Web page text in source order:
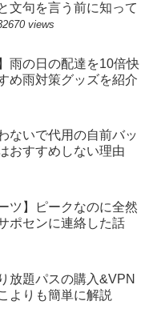
文句を言う前に知って
views
雨の日の配達を10倍快
め雨対策グッズを紹介
ないで代用の自前バッ
おすすめしない理由
ツ】ピークなのに全然
ポセンに連絡した話
放題パスの購入&VPN
よりも簡単に解説